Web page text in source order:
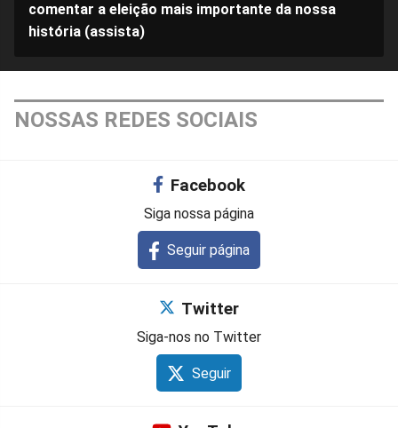
comentar a eleição mais importante da nossa
história (assista)
NOSSAS REDES SOCIAIS
Facebook
Siga nossa página
Seguir página
Twitter
Siga-nos no Twitter
Seguir